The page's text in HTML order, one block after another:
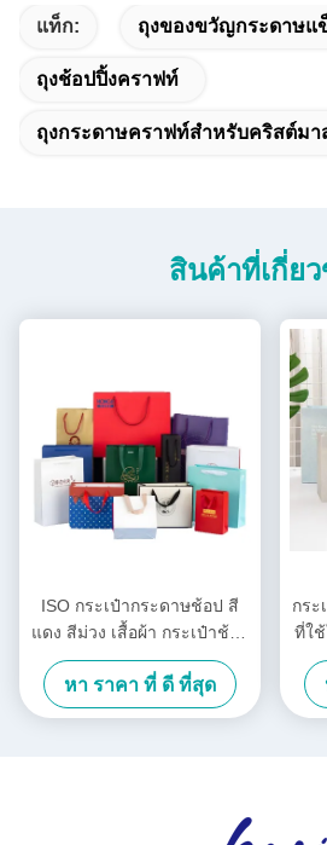
แท็ก: ถุงของขวัญกระดาษแ
ถุงช้อปปิ้งคราฟท์
ถุงกระดาษคราฟท์สำหรับคริสต์มา
สินค้าที่เกี่ยว
ISO กระเป๋ากระดาษช้อป สี
แดง สีม่วง เสื้อผ้า กระเป๋าช้อป
สัญลักษณ์
หา ราคา ที่ ดี ที่สุด
กระ
ที่ใช้